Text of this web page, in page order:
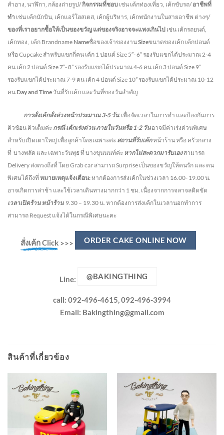
สำอาง, นาฬิกา, กล้องถ่ายรูป/กิจกรรมที่ชอบ เช่น เค้กท่องเที่ยว, เค้กขับรถ/อาชีพที่
ทำ เช่น เค้กนักบิน, เค้กแอร์โฮสเตส, เค้กผู้บริหาร, เค้กพนักงานในสายอาชีพ ต่างๆ/
ของที่เราอยากซื้อให้เป็นของขวัญ แต่ของจริงอาจจะแพงเกินไป เช่น เค้กรถยนต์,
เค้กทอง, เค้ก Brandname Nameชื่อของเจ้าของงานSizeขนาดของเค้ก เค้กปอนด์
หรือ Cupcake สำหรับแขกกี่คน เค้ก 1 ปอนด์ Size 5″- 6” รองรับแขกได้ประมาณ 2-4
คน เค้ก 2 ปอนด์ Size 7″- 8” รองรับแขกได้ประมาณ 4-6 คน เค้ก 3 ปอนด์ Size 9”
รองรับแขกได้ประมาณ 7-9 คน เค้ก 4 ปอนด์ Size 10” รองรับแขกได้ประมาณ 10-12
คน Day and Time วันที่รับเค้ก และวันที่ของวันสำคัญ
การสั่งเค้กสั่งล่วงหน้าประมาณ3-5 วัน เพื่อจัดเวลาในการทำ และป้องกันการ
คิวซ้อน คิวเต็มค่ะ กรณี เค้กเร่งด่วนภายในวันหรือ 1-2 วัน อาจมีค่าเร่งด่วนพิเศษ
สำหรับเปิดเตาใหญ่ เพื่อลูกค้าโดยเฉพาะค่ะ สถานที่รับเค้กหน้าร้าน หรือ ครัวกลาง
ที่ บางพลัด และ เฉพาะวันพุธ ที่ บางขุนนนท์ค่ะ หากไม่สะดวกมารับเองสามารถ
Delivery ส่งตรงถึงที่ โดย Grab car สามารถ Surprise เป็นของขวัญให้คนรัก และ คน
พิเศษได้ถึงที่ หมายเหตุแจ้งเตือน:หากต้องการส่งเค้กในช่วงเวลา 16.00- 19.00 น.
อาจเกิดการล่าช้า และใช้เวลาเดินทางมากกว่า 1 ชม. เนื่องจากการจลาจลติดขัด
เวลาเปิดร้าน หน้าร้าน 9.30 – 19.30 น. หากต้องการส่งเค้กในเวลานอกทำการ
สามารถ Request แจ้งได้ในกรณีพิเศษนะคะ
สั่งเค้ก Click>>> ORDER CAKE ONLINE NOW
Line: @BAKINGTHING
call: 092-496-4615, 092-496-3994
Email: Bakingthing@gmail.com
สินค้าที่เกี่ยวข้อง